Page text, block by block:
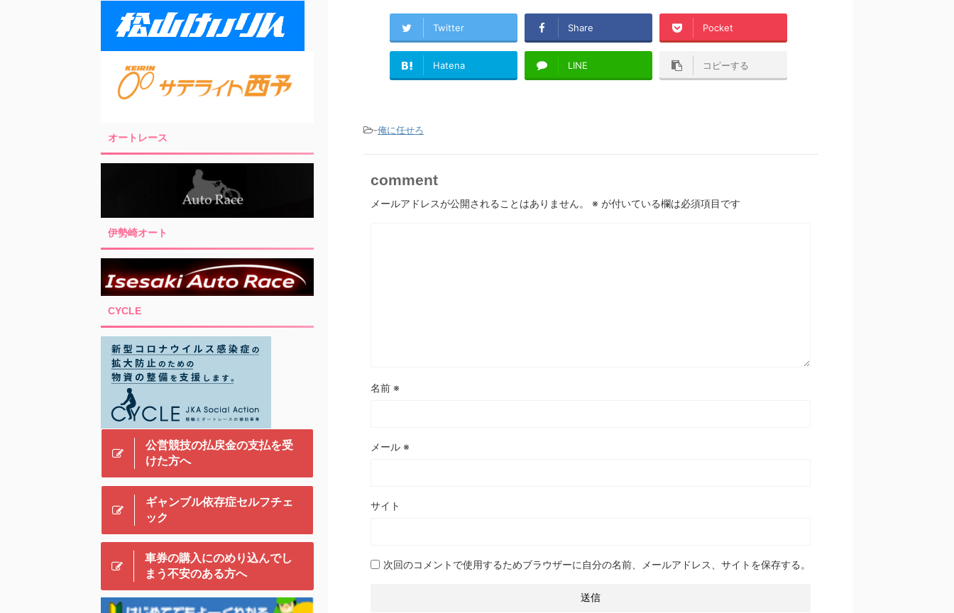
Twitter Share Pocket
Hatena LINE コピーする
-俺に任せろ
comment
メールアドレスが公開されることはありません。 ※ が付いている欄は必須項目です
名前 ※
メール ※
サイト
次回のコメントで使用するためブラウザーに自分の名前、メールアドレス、サイトを保存する。
オートレース
伊勢崎オート
CYCLE
公営競技の払戻金の支払を受
けた方へ
ギャンブル依存症セルフチェ
ック
車券の購入にのめり込んでし
まう不安のある方へ